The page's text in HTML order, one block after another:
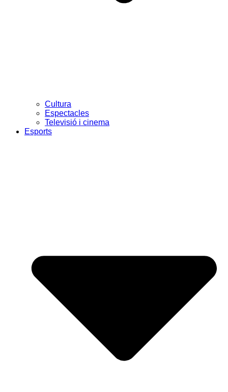
Cultura
Espectacles
Televisió i cinema
Esports